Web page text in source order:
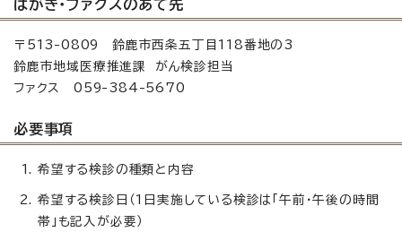
はがき・ファクスのあて先
〒513-0809 鈴鹿市西条五丁目118番地の3
鈴鹿市地域医療推進課 がん検診担当
ファクス 059-384-5670
必要事項
希望する検診の種類と内容
希望する検診日（1日実施している検診は「午前・午後の時間
帯」も記入が必要）